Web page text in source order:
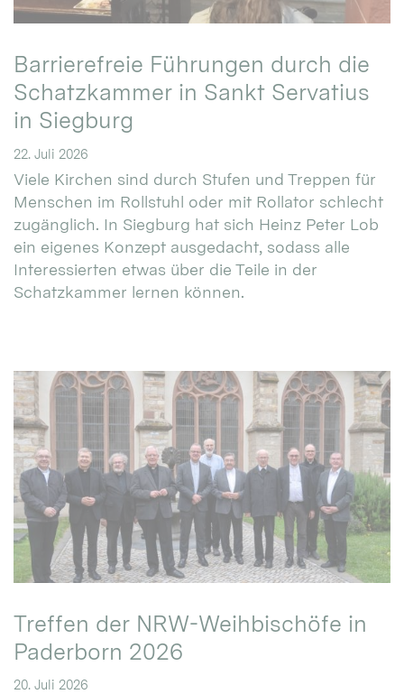
Barrierefreie Führungen durch die
Schatzkammer in Sankt Servatius
in Siegburg
22. Juli 2026
Viele Kirchen sind durch Stufen und Treppen für
Menschen im Rollstuhl oder mit Rollator schlecht
zugänglich. In Siegburg hat sich Heinz Peter Lob
ein eigenes Konzept ausgedacht, sodass alle
Interessierten etwas über die Teile in der
Schatzkammer lernen können.
Treffen der NRW-Weihbischöfe in
Paderborn 2026
20. Juli 2026